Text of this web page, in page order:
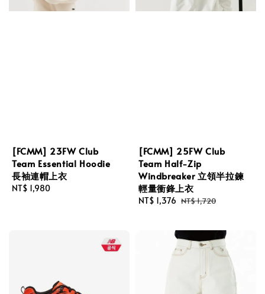
[FCMM] 23FW Club
Team Essential Hoodie
長袖連帽上衣
Regular
NT$ 1,980
[FCMM] 25FW Club
Team Half-Zip
Windbreaker 立領半拉鍊
輕量衝鋒上衣
Sale
NT$ 1,376 Regular
NT$ 1,720